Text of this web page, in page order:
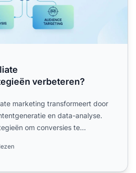
verbeteren?
marketing transformeert door
en data-analyse.
om conversies te